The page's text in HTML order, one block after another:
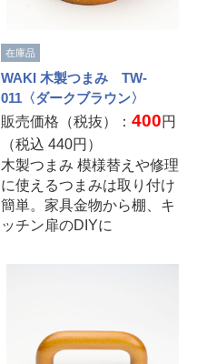
在庫品
WAKI 木製つまみ TW-
011〈ダークブラウン〉
販売価格（税抜）：400円
（税込440円）
木製つまみ 模様替えや修理
に使えるつまみは取り付け
簡単。家具金物から棚、キ
ッチン扉のDIYに